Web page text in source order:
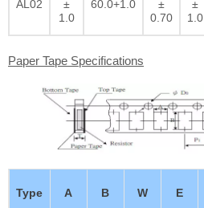
AL02
±
1.0
60.0+1.0
±
0.70
±
1.0
Paper Tape Specifications
Type A B W E